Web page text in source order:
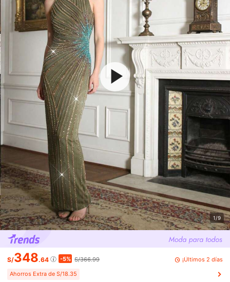
1/9
S/348.64 -5% S/366.99 ¡Últimos 2 días
Ahorros Extra de S/18.35